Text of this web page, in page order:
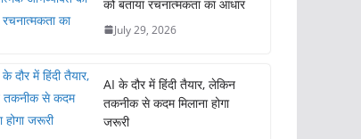
को बताया रचनात्मकता का आधार
July 29, 2026
AI के दौर में हिंदी तैयार, लेकिन
तकनीक से कदम मिलाना होगा
जरूरी